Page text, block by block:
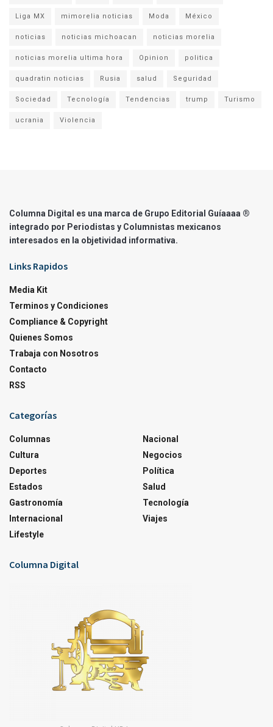
Liga MX mimorelia noticias Moda México
noticias noticias michoacan noticias morelia
noticias morelia ultima hora Opinion politica
quadratin noticias Rusia salud Seguridad
Sociedad Tecnología Tendencias trump Turismo
ucrania Violencia
Columna Digital es una marca de Grupo Editorial Guíaaaa ®
integrado por Periodistas y Columnistas mexicanos
interesados en la objetividad informativa.
Links Rapidos
Media Kit
Terminos y Condiciones
Compliance & Copyright
Quienes Somos
Trabaja con Nosotros
Contacto
RSS
Categorías
Columnas
Cultura
Deportes
Estados
Gastronomía
Internacional
Lifestyle
Nacional
Negocios
Política
Salud
Tecnología
Viajes
Columna Digital